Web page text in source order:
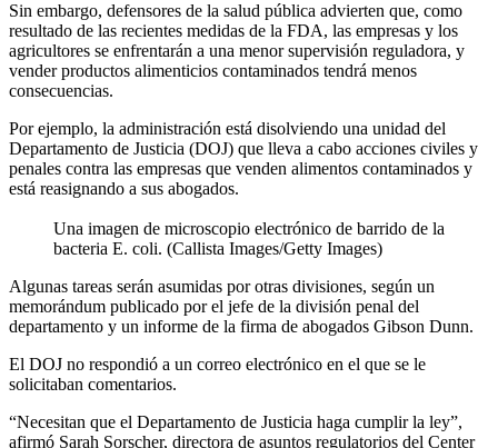
Sin embargo, defensores de la salud pública advierten que, como
resultado de las recientes medidas de la FDA, las empresas y los
agricultores se enfrentarán a una menor supervisión reguladora, y
vender productos alimenticios contaminados tendrá menos
consecuencias.
Por ejemplo, la administración está disolviendo una unidad del
Departamento de Justicia (DOJ) que lleva a cabo acciones civiles y
penales contra las empresas que venden alimentos contaminados y
está reasignando a sus abogados.
Una imagen de microscopio electrónico de barrido de la
bacteria E. coli. (Callista Images/Getty Images)
Algunas tareas serán asumidas por otras divisiones, según un
memorándum publicado por el jefe de la división penal del
departamento y un informe de la firma de abogados Gibson Dunn.
El DOJ no respondió a un correo electrónico en el que se le
solicitaban comentarios.
“Necesitan que el Departamento de Justicia haga cumplir la ley”,
afirmó Sarah Sorscher, directora de asuntos regulatorios del Center